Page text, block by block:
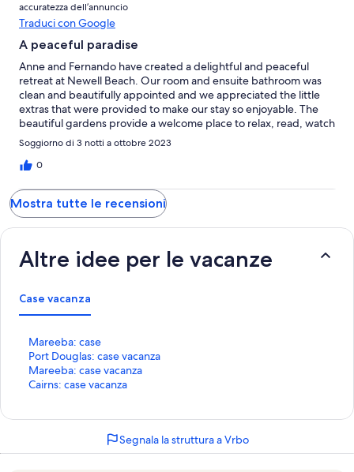
accuratezza dell’annuncio
Traduci con Google
A peaceful paradise
Anne and Fernando have created a delightful and peaceful
retreat at Newell Beach. Our room and ensuite bathroom was
clean and beautifully appointed and we appreciated the little
extras that were provided to make our stay so enjoyable. The
beautiful gardens provide a welcome place to relax, read, watch
the birds and the pool was wonderful. Our breakfasts were
fabulous! We highly recommend staying at Manta Ray BnB.
Thank you Anne and Fernando for your warm and generous
Soggiorno di 3 notti a ottobre 2023
0
Mostra tutte le recensioni
Altre idee per le vacanze
Case vacanza
Mareeba: case
L
i
n
k
p
Port Douglas: case vacanza
L
i
n
a
Mareeba: case vacanza
L
i
e
Cairns: case vacanza
L
h
Segnala la struttura a Vrbo